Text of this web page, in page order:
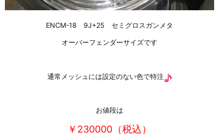
ENCM-18 9J+25 セミグロスガンメタ
オーバーフェンダーサイズです
通常メッシュには設定のない色で特注
お値段は
￥230000（税込）